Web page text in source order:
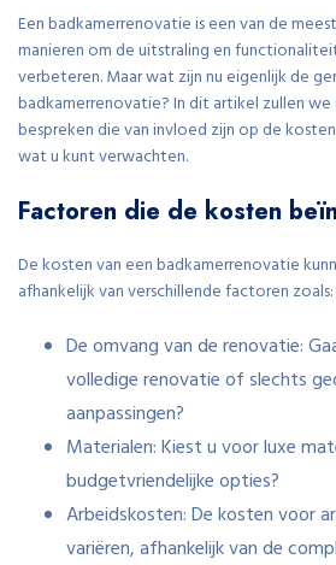
Een badkamerrenovatie is een van de
manieren om de uitstraling en
verbeteren. Maar wat zijn nu eigenlijk de
badkamerrenovatie? In dit artikel zullen
bespreken die van invloed zijn op de
wat u kunt verwachten.
Factoren die de kosten
De kosten van een badkamerrenovatie
afhankelijk van verschillende factoren zoals:
De omvang van de renovatie:
volledige renovatie of slechts
aanpassingen?
Materialen: Kiest u voor luxe
budgetvriendelijke opties?
Arbeidskosten: De kosten voor
variëren, afhankelijk van de